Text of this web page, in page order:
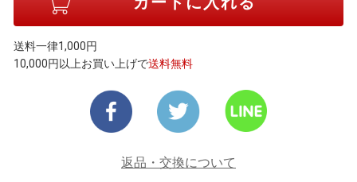
送料一律1,000円
10,000円以上お買い上げで送料無料
返品・交換について